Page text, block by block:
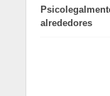
alrededores